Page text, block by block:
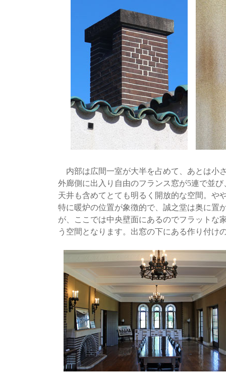
内部は広間一室が大半を占めて、あとは小
外廊側に出入り自由のフランス窓が5連で並
天井も含めてとても明るく開放的な空間。や
特に暖炉の位置が象徴的で、誠之堂は奥に置
が、ここでは中央壁面にあるのでフラットな
う空間となります。出窓の下にある作り付け